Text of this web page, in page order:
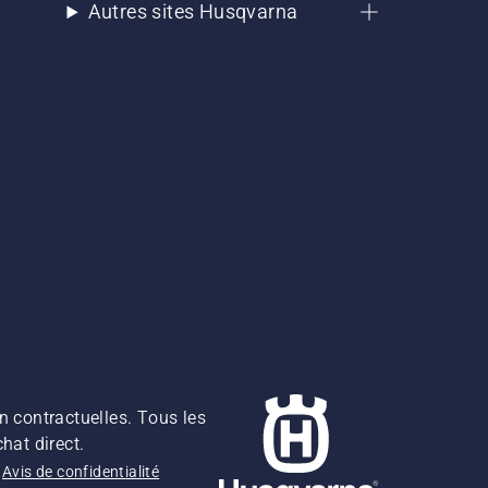
Autres sites Husqvarna
contractuelles. Tous les
direct.
Avis de confidentialité